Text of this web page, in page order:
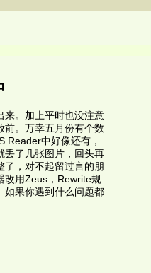
来。加上平时也没注意
前。万幸五月份有个数
Reader中好像还有，
丢了几张图片，回头再
了，对不起留过言的朋
改用Zeus，Rewrite规
如果你遇到什么问题都